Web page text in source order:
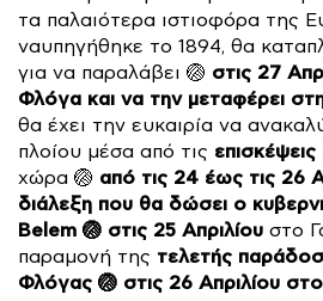
τα παλαιότερα ιστιοφόρα της
ναυπηγήθηκε το 1894, θα
για να παραλάβει 🏐 στις 27
Φλόγα και να την μεταφέρει
θα έχει την ευκαιρία να
πλοίου μέσα από τις επισκέψεις
χώρα 🏐 από τις 24 έως τις 26
διάλεξη που θα δώσει ο
Belem 🏐 στις 25 Απριλίου στο
παραμονή της τελετής
Φλόγας 🏐 στις 26 Απριλίου